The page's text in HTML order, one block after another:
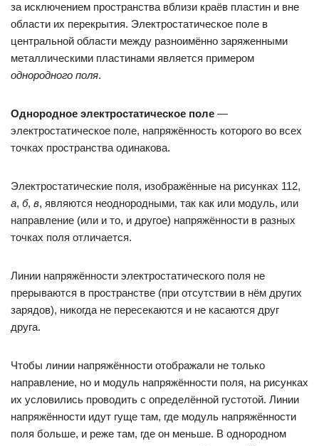
за исключением пространства вблизи краёв пластин и вне
области их перекрытия. Электростатическое поле в
центральной области между разноимённо заряженными
металлическими пластинами является примером
однородного поля.
Однородное электростатическое поле —
электростатическое поле, напряжённость которого во всех
точках пространства одинакова.
Электростатические поля, изображённые на рисунках 112,
а, б, в, являются неоднородными, так как или модуль, или
направление (или и то, и другое) напряжённости в разных
точках поля отличается.
Линии напряжённости электростатического поля не
прерываются в пространстве (при отсутствии в нём других
зарядов), никогда не пересекаются и не касаются друг
друга.
Чтобы линии напряжённости отображали не только
направление, но и модуль напряжённости поля, на рисунках
их условились проводить с определённой густотой. Линии
напряжённости идут гуще там, где модуль напряжённости
поля больше, и реже там, где он меньше. В однородном